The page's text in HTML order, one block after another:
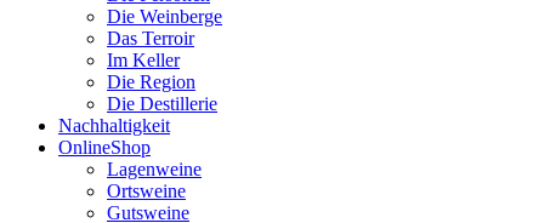
Die Weinberge
Das Terroir
Im Keller
Die Region
Die Destillerie
Nachhaltigkeit
OnlineShop
Lagenweine
Ortsweine
Gutsweine